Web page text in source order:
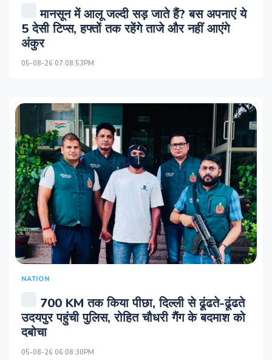
मानसून में आलू जल्दी सड़ जाते हैं? बस अपनाएं ये
5 देसी टिप्स, हफ्तों तक रहेंगे ताजे और नहीं आएंगे
अंकुर
05-08-26 07:08:53PM
NATION
700 KM तक किया पीछा, दिल्ली से ढूंढते-ढूंढते
उदयपुर पहुंची पुलिस, रोहित चौधरी गैंग के बदमाश को
दबोचा
05-08-26 06:08:30PM